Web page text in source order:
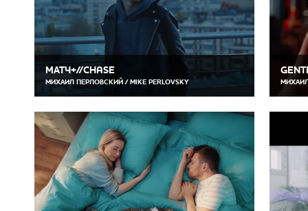
МАТЧ+//CHASE
МИХАИЛ ПЕРЛОВСКИЙ / MIKE PERLOVSKY МИХАИЛ